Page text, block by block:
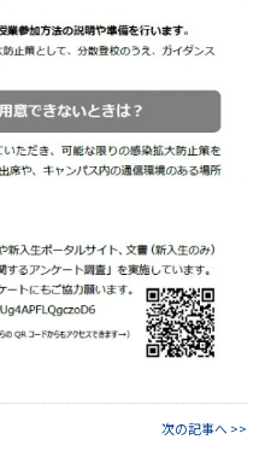
次の記事へ >>